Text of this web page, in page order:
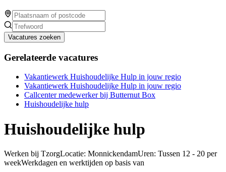
Vacatures zoeken
Gerelateerde vacatures
Vakantiewerk Huishoudelijke Hulp in jouw regio
Vakantiewerk Huishoudelijke Hulp in jouw regio
Callcenter medewerker bij Butternut Box
Huishoudelijke hulp
Huishoudelijke hulp
Werken bij TzorgLocatie: MonnickendamUren: Tussen 12 - 20 per
weekWerkdagen en werktijden op basis van